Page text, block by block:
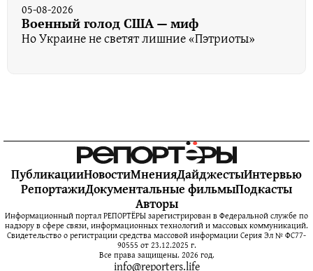
05-08-2026
Военный голод США — миф
Но Украине не светят лишние «Пэтриоты»
ПубликацииНовостиМненияДайджестыИнтервью
РепортажиДокументальные фильмыПодкасты
Авторы
Информационный портал РЕПОРТЁРЫ зарегистрирован в Федеральной службе по
надзору в сфере связи, информационных технологий и массовых коммуникаций.
Свидетельство о регистрации средства массовой информации Серия Эл № ФС77-
90555 от 23.12.2025 г.
Все права защищены. 2026 год.
info@reporters.life